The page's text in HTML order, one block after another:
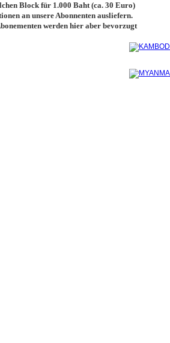
Block für 1.000 Baht (ca. 30 Euro)
an unsere Abonnenten ausliefern.
werden hier aber bevorzugt